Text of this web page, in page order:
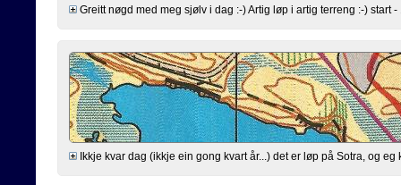
Greitt nøgd med meg sjølv i dag :-) Artig løp i artig terreng :-) start
Ikkje kvar dag (ikkje ein gong kvart år...) det er løp på Sotra, og